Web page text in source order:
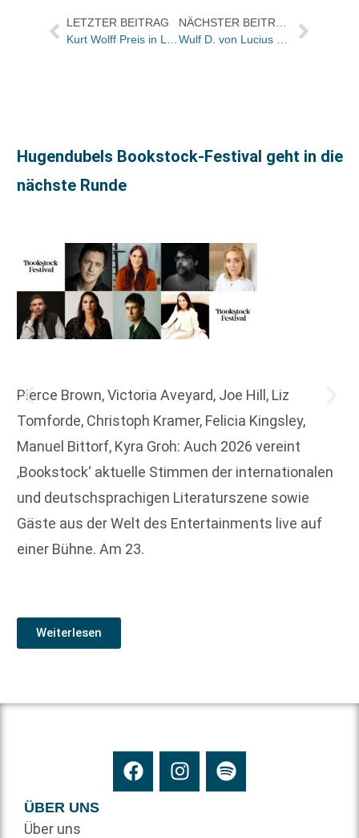
LETZTER BEITRAG
Hugendubels Bookstock-Festival geht in die
nächste Runde
Pierce Brown, Victoria Aveyard, Joe Hill, Liz
Tomforde, Christoph Kramer, Felicia Kingsley,
Manuel Bittorf, Kyra Groh: Auch 2026 vereint
‚Bookstock‘ aktuelle Stimmen der internationalen
und deutschsprachigen Literaturszene sowie
Gäste aus der Welt des Entertainments live auf
einer Bühne. Am 23.
Weiterlesen
ÜBER UNS
Über uns